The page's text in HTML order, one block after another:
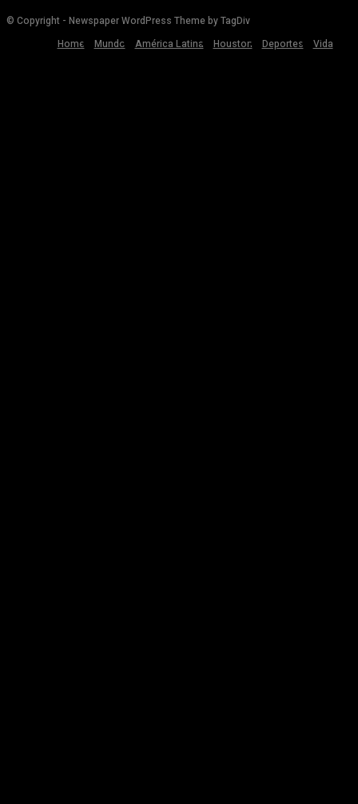
© Copyright - Newspaper WordPress Theme by TagDiv
Home
Mundo América Latina Houston Deportes Vida